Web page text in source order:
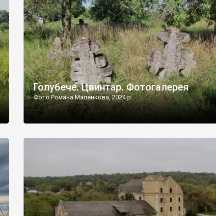
[…]
Голубече. Цвинтар. Фотогалерея
Фото Романа Маленкова, 2024 р.